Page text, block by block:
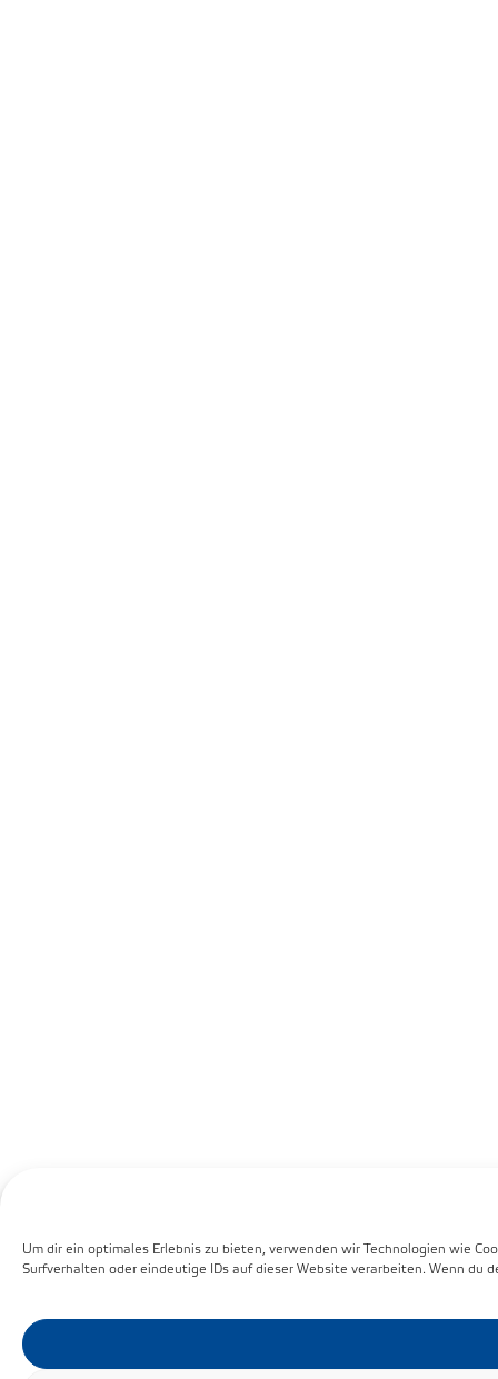
Um dir ein optimales Erlebnis zu bieten, verwenden wir Technologien wie
Surfverhalten oder eindeutige IDs auf dieser Website verarbeiten. Wenn